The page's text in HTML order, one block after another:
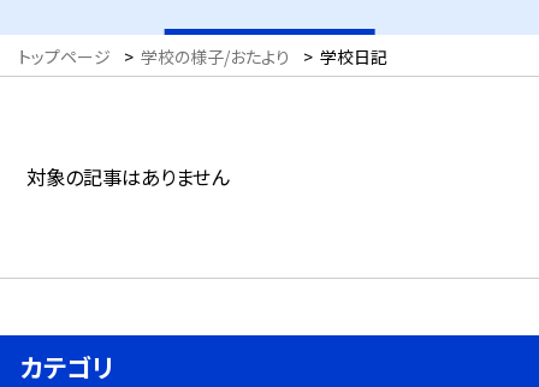
トップページ > 学校の様子/おたより > 学校日記
対象の記事はありません
カテゴリ